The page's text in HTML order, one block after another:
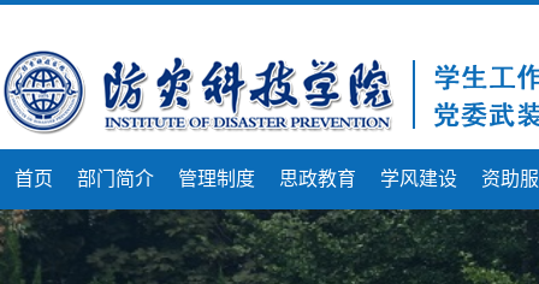
首页 部门简介 管理制度 思政教育 学风建设 资助